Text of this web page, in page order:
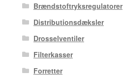
Brændstoftryksregulatorer
Distributionsdæksler
Drosselventiler
Filterkasser
Forretter